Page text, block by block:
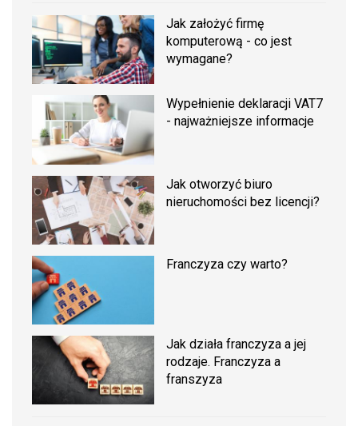
Jak założyć firmę
komputerową - co jest
wymagane?
Wypełnienie deklaracji VAT7
- najważniejsze informacje
Jak otworzyć biuro
nieruchomości bez licencji?
Franczyza czy warto?
Jak działa franczyza a jej
rodzaje. Franczyza a
franszyza